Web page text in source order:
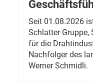
Seit 01.08.2026
Schlatter Gruppe,
für die
Nachfolger des
Werner Schmidli.